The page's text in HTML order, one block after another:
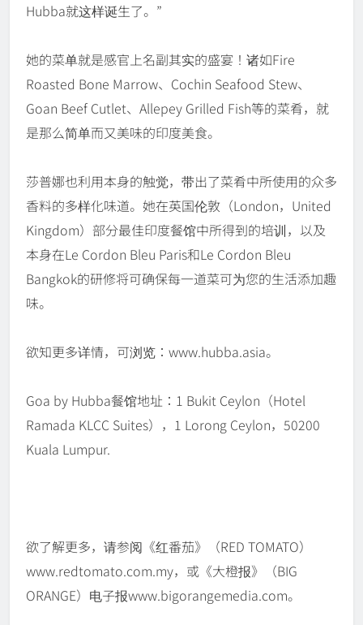
Hubba就这样诞生了。”
她的菜单就是感官上名副其实的盛宴！诸如Fire
Roasted Bone Marrow、Cochin Seafood Stew、
Goan Beef Cutlet、Allepey Grilled Fish等的菜肴，就
是那么简单而又美味的印度美食。
莎普娜也利用本身的触觉，带出了菜肴中所使用的众多
香料的多样化味道。她在英国伦敦（London，United
Kingdom）部分最佳印度餐馆中所得到的培训，以及
本身在Le Cordon Bleu Paris和Le Cordon Bleu
Bangkok的研修将可确保每一道菜可为您的生活添加趣
味。
欲知更多详情，可浏览：www.hubba.asia。
Goa by Hubba餐馆地址：1 Bukit Ceylon（Hotel
Ramada KLCC Suites），1 Lorong Ceylon，50200
Kuala Lumpur.
欲了解更多，请参阅《红番茄》（RED TOMATO）
www.redtomato.com.my，或《大橙报》（BIG
ORANGE）电子报www.bigorangemedia.com。